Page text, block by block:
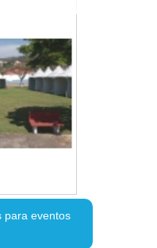
para eventos